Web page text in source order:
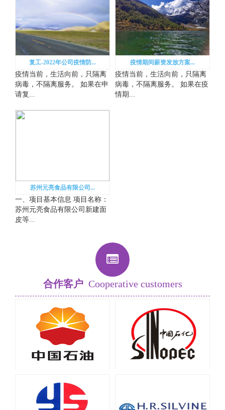
复工-2022年公司疫情防...
疫情当前，生活向前，只隔离
病毒，不隔离服务。 如果在申
请复...
疫情期间薪资发放方案...
疫情当前，生活向前，只隔离
病毒，不隔离服务。 如果在疫
情期...
苏州元亮食品有限公司...
一、项目基本信息 项目名称：
苏州元亮食品有限公司新建面
皮等...
合作客户 Cooperative customers